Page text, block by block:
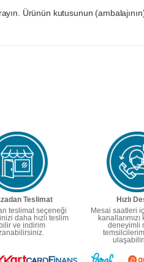
Ürünün kutusunun
Teslimat
teslimat seçeneği
daha hızlı teslim
ve indirim
Hızlı
Mesai saatleri
deneyimli